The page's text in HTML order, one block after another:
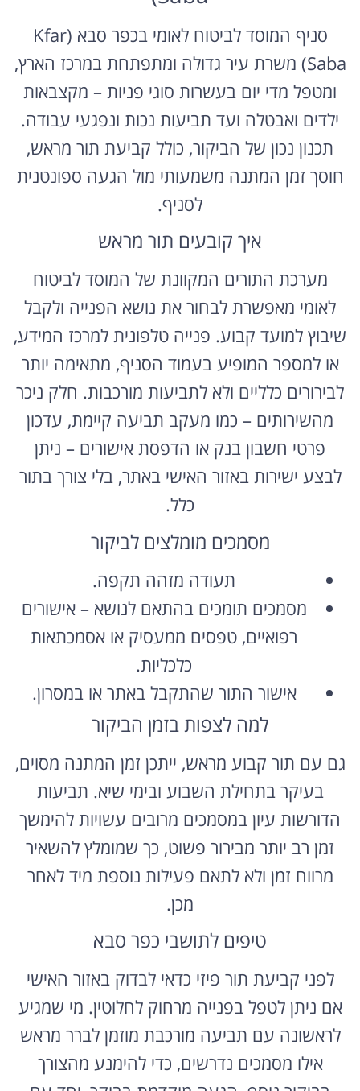
Saba) משרת עיר גדולה ומתפתחת במרכז הארץ,
ומטפל מדי יום בעשרות סוגי פניות – מקצבאות
ילדים ואבטלה ועד תביעות נכות ונפגעי עבודה.
תכנון נכון של הביקור, כולל קביעת תור מראש,
חוסך זמן המתנה משמעותי מול הגעה ספונטנית
לסניף.
לאומי מאפשרת לבחור את נושא הפנייה ולקבל
שיבוץ למועד קבוע. פנייה טלפונית למרכז המידע,
או למספר המופיע בעמוד הסניף, מתאימה יותר
לבירורים כלליים ולא לתביעות מורכבות. חלק ניכר
מהשירותים – כמו מעקב תביעה קיימת, עדכון
פרטי חשבון בנק או הדפסת אישורים – ניתן
לבצע ישירות באזור האישי באתר, בלי צורך בתור
כלל.
מסמכים תומכים בהתאם לנושא – אישורים
רפואיים, טפסים ממעסיק או אסמכתאות
כלכליות.
אישור התור שהתקבל באתר או במסרון.
למה לצפות בזמן הביקור
בעיקר בתחילת השבוע ובימי שיא. תביעות
הדורשות עיון במסמכים מרובים עשויות להימשך
זמן רב יותר מבירור פשוט, כך שמומלץ להשאיר
מרווח זמן ולא לתאם פעילות נוספת מיד לאחר
מכן.
טיפים לתושבי כפר סבא
אם ניתן לטפל בפנייה מרחוק לחלוטין. מי שמגיע
לראשונה עם תביעה מורכבת מוזמן לברר מראש
אילו מסמכים נדרשים, כדי להימנע מהצורך
בביקור נוסף. הגעה מוקדמת בבוקר, יחד עם